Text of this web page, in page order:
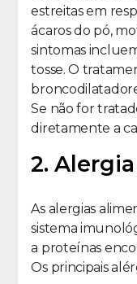
estreitas em
ácaros do pó,
sintomas
tosse. O
Se não for
diretamente a
2.
As alergias
sistema
a proteínas
Os principais